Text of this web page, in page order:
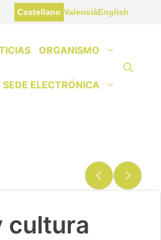
Castellano ValenciàEnglish
ORGANISMO
SEDE ELECTRÓNICA
cultura